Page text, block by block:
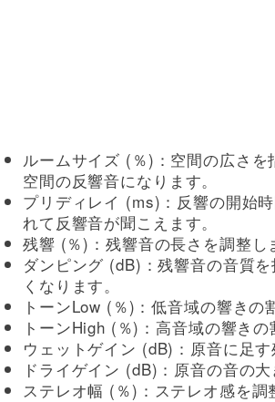
ルームサイズ (％)：空間の広さ
空間の反響音になります。
プリディレイ (ms)：反響の開始
れて反響音が聞こえます。
残響 (％)：残響音の長さを調整し
ダンピング (dB)：残響音の音質
くなります。
トーンLow (％)：低音域の響きの
トーンHigh (％)：高音域の響きの
ウェットゲイン (dB)：原音に足す
ドライゲイン (dB)：原音の音の大
ステレオ幅 (％)：ステレオ感を調